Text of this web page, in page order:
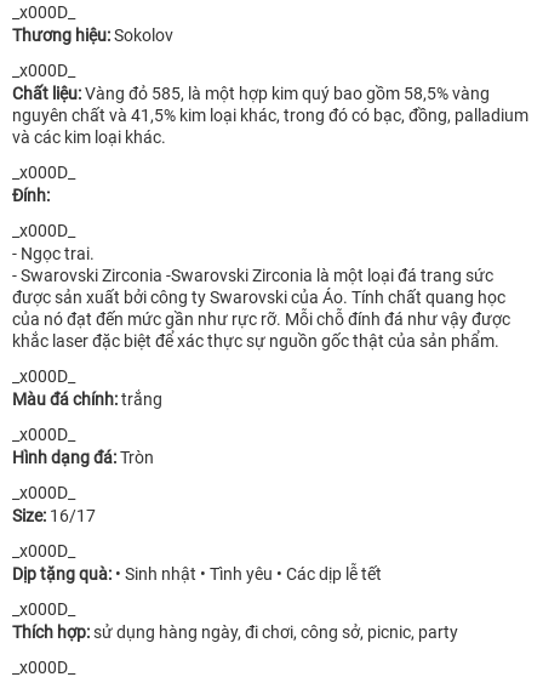
_x000D_
Thương hiệu:Sokolov
_x000D_
Chất liệu:Vàng đỏ 585, là một hợp kim quý bao gồm 58,5% vàng
nguyên chất và 41,5% kim loại khác, trong đó có bạc, đồng, palladium
và các kim loại khác.
_x000D_
Đính:
_x000D_
- Ngọc trai.
- Swarovski Zirconia -Swarovski Zirconia là một loại đá trang sức
được sản xuất bởi công ty Swarovski của Áo. Tính chất quang học
của nó đạt đến mức gần như rực rỡ. Mỗi chỗ đính đá như vậy được
khắc laser đặc biệt để xác thực sự nguồn gốc thật của sản phẩm.
_x000D_
Màu đá chính:trắng
_x000D_
Hình dạng đá:Tròn
_x000D_
Size: 16/17
_x000D_
Dịp tặng quà: • Sinh nhật • Tình yêu • Các dịp lễ tết
_x000D_
Thích hợp:sử dụng hàng ngày, đi chơi, công sở, picnic, party
_x000D_